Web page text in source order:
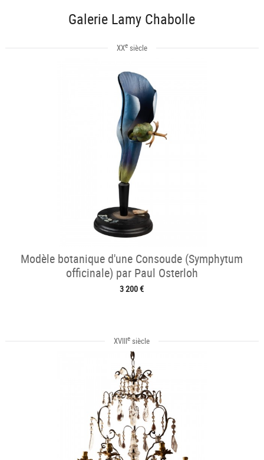
Galerie Lamy Chabolle
XXesiècle
Modèle botanique d'une Consoude (Symphytum
officinale) par Paul Osterloh
3 200 €
XVIIIe siècle